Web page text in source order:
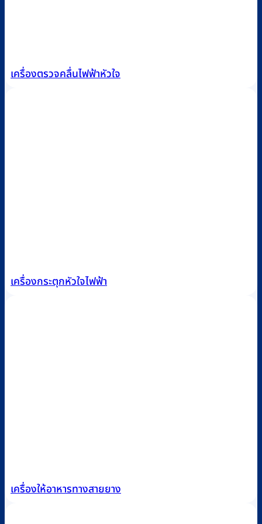
เครื่องตรวจคลื่นไฟฟ้าหัวใจ
เครื่องกระตุกหัวใจไฟฟ้า
เครื่องให้อาหารทางสายยาง